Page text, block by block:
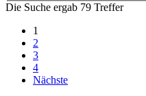
Die Suche ergab 79 Treffer
1
2
3
4
Nächste